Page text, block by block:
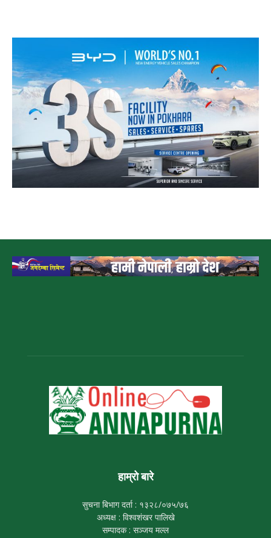
हाम्रो बारे
सुचना बिभाग दर्ता : १३२८/०७५/७६
अध्यक्ष : विश्वशंखर पालिखे
सम्पादक : सञ्जय मल्ल